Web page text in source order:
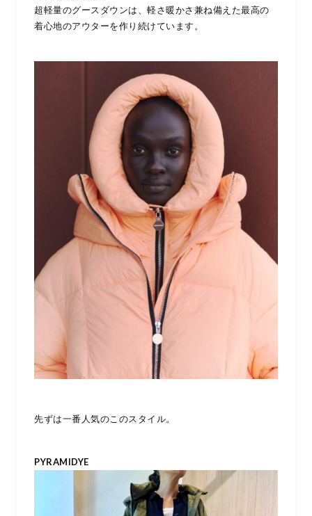
超軽量のグースダウンは、軽さ暖かさ兼ね備えた最高の
着心地のアウターを作り続けています。
先ずは一番人気のこのスタイル。
PYRAMIDYE